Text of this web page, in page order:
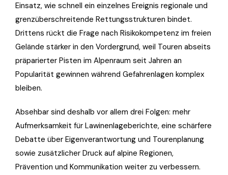
Einsatz, wie schnell ein einzelnes Ereignis regionale und
grenzüberschreitende Rettungsstrukturen bindet.
Drittens rückt die Frage nach Risikokompetenz im freien
Gelände stärker in den Vordergrund, weil Touren abseits
präparierter Pisten im Alpenraum seit Jahren an
Popularität gewinnen während Gefahrenlagen komplex
bleiben.
Absehbar sind deshalb vor allem drei Folgen: mehr
Aufmerksamkeit für Lawinenlageberichte, eine schärfere
Debatte über Eigenverantwortung und Tourenplanung
sowie zusätzlicher Druck auf alpine Regionen,
Prävention und Kommunikation weiter zu verbessern.